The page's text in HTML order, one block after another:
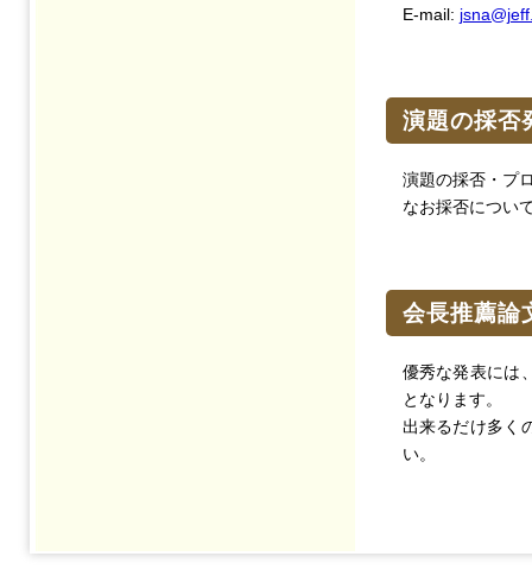
E-mail:
演題の採否
演題の採否・プ
なお採否につい
会長推薦論
優秀な発表には
となります。
出来るだけ多く
い。